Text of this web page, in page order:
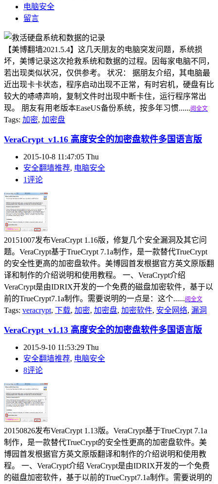
电脑安全
留言
【美博翻墙2021.5.4】这几天朋友的电脑突发问题，系统损
坏，美博记录这次抢救系统和数据的过程。因每家电脑不同，
若出现类似状况，仅供参考。 状况： 据朋友介绍，其电脑最
近出现卡卡状态，程序启动出现不正常，有时宕机，硬盘有比
较大的哧哧声响，复制文件时出现中断卡住，运行程序常出
现。 朋友有用老版本EaseUS备份系统，按多年习惯......阅全文
Tags: 加密, 加密盘
VeraCrypt_v1.16 高度安全的加密盘软件多国语言版
2015-10-8 11:47:05 Thu
安全翻墙推荐, 电脑安全
1评论
20151007发布VeraCrypt 1.16版，修复几个安全漏洞及其它问
题。VeraCrypt基于TrueCrypt 7.1a制作，是一款替代TrueCrypt
的安全性更高的加密盘软件。美博园首发根据官方英文原版翻
译和制作的介绍说明和使用教程。 一、VeraCrypt介绍
VeraCrypt是由IDRIX开发的一个免费的磁盘加密软件，基于以
前的TrueCrypt7.1a制作。需要说明的一点是：这个......阅全文
Tags: veracrypt, 下载, 加密, 加密盘, 加密软件, 安全网络, 漏洞
VeraCrypt_v1.13 高度安全的加密盘软件多国语言版
2015-9-10 11:53:29 Thu
安全翻墙推荐, 电脑安全
8评论
20150826发布VeraCrypt 1.13版。VeraCrypt基于TrueCrypt 7.1a
制作，是一款替代TrueCrypt的安全性更高的加密盘软件。美
博园首发根据官方英文原版翻译和制作的介绍说明和使用教
程。 一、VeraCrypt介绍 VeraCrypt是由IDRIX开发的一个免费
的磁盘加密软件，基于以前的TrueCrypt7.1a制作。需要说明的